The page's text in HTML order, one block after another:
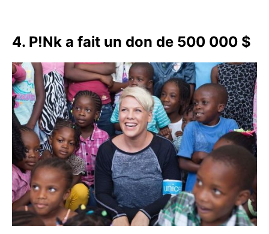
4. P!Nk a fait un don de 500 000 $